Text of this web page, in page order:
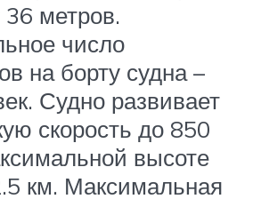
36 метров.
число
на борту судна –
Судно развивает
скорость до 850
высоте
км. Максимальная